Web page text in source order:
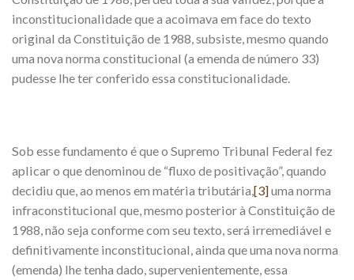
inconstitucionalidade que a acoimava em face do texto
original da Constituição de 1988, subsiste, mesmo quando
uma nova norma constitucional (a emenda de número 33)
pudesse lhe ter conferido essa constitucionalidade.
Sob esse fundamento é que o Supremo Tribunal Federal fez
aplicar o que denominou de “fluxo de positivação”, quando
decidiu que, ao menos em matéria tributária,[3]uma norma
infraconstitucional que, mesmo posterior à Constituição de
1988, não seja conforme com seu texto, será irremediável e
definitivamente inconstitucional, ainda que uma nova norma
(emenda) lhe tenha dado, supervenientemente, essa